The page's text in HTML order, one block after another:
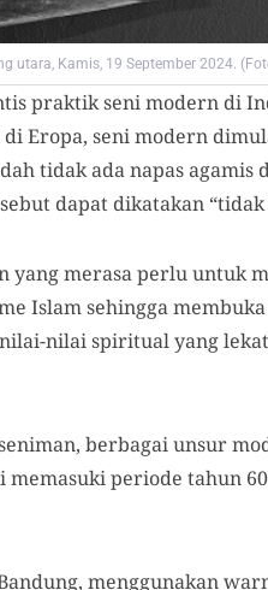
utara, Kamis, 19 September 2024.
praktik seni modern di
Eropa, seni modern
tidak ada napas
dapat dikatakan
yang merasa perlu untuk
Islam sehingga
nilai spiritual yang
berbagai unsur
periode tahun
menggunakan